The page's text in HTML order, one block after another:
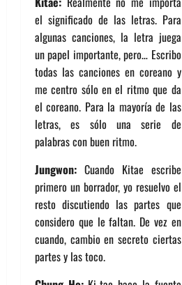
el significado de las letras. Para
algunas canciones, la letra juega
un papel importante, pero… Escribo
todas las canciones en coreano y
me centro sólo en el ritmo que da
el coreano. Para la mayoría de las
letras, es sólo una serie de
palabras con buen ritmo.
Jungwon: Cuando Kitae escribe
primero un borrador, yo resuelvo el
resto discutiendo las partes que
considero que le faltan. De vez en
cuando, cambio en secreto ciertas
partes y las toco.